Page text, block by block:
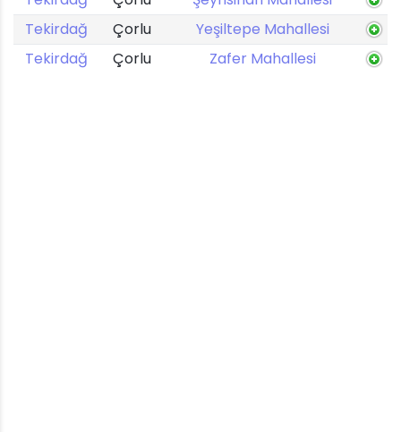
Tekirdağ
Çorlu
Yeşiltepe Mahallesi
Tekirdağ
Çorlu Zafer Mahallesi